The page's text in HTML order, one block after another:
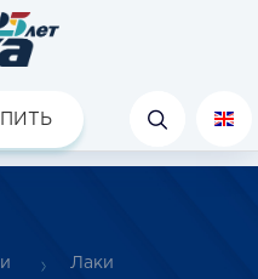
Лаки